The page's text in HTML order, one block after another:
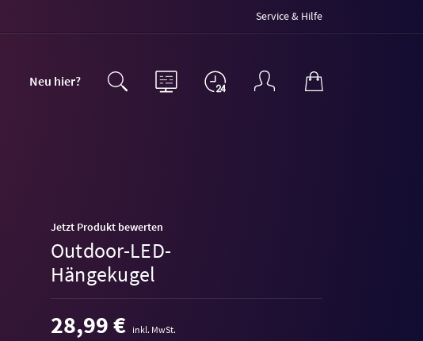
Service & Hilfe
Neu hier?
Jetzt Produkt bewerten
Outdoor-LED-
Hängekugel
28,99 € inkl. MwSt.